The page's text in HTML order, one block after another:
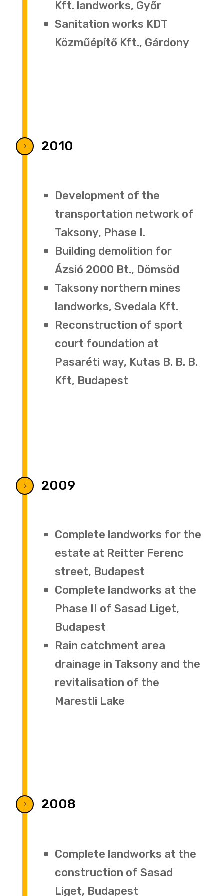
Kft. landworks, Győr
Sanitation works KDT
Közműépítő Kft., Gárdony
5 2010
Development of the
transportation network of
Taksony, Phase I.
Building demolition for
Ázsió 2000 Bt., Dömsöd
Taksony northern mines
landworks, Svedala Kft.
Reconstruction of sport
court foundation at
Pasaréti way, Kutas B. B. B.
Kft, Budapest
5 2009
Complete landworks for the
estate at Reitter Ferenc
street, Budapest
Complete landworks at the
Phase II of Sasad Liget,
Budapest
Rain catchment area
drainage in Taksony and the
revitalisation of the
Marestli Lake
5 2008
Complete landworks at the
construction of Sasad
Liget, Budapest